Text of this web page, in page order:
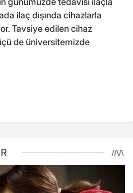
ilaç dışında cihazlarla
Tavsiye edilen cihaz
de üniversitemizde